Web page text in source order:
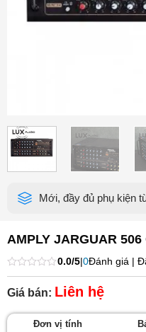
Mới, đầy đủ phụ kiện
AMPLY JARGUAR
Được
xếp
hạng
5
0.0/5|0Đánh giá |
Giá bán: Liên hệ
Đơn vị tính